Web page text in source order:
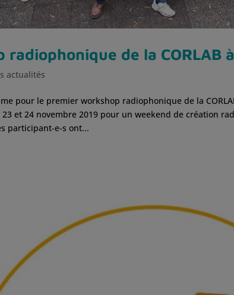
radiophonique de la CORLAB
actualités
pour le premier workshop radiophonique de la
et 24 novembre 2019 pour un weekend de création
participant-e-s ont...